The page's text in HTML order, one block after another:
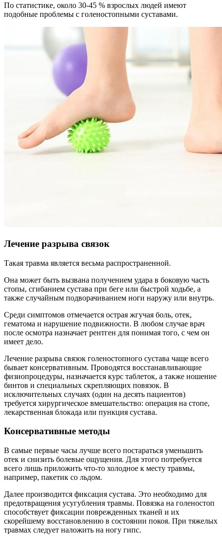
По статистике, около 30-45 % взрослых людей имеют
подобные проблемы с голеностопными суставами.
Лечение разрыва связок
Такая травма является весьма распространенной.
Она может быть вызвана получением удара в боковую часть
стопы, сгибанием сустава при беге или быстрой ходьбе, а
также случайным подворачиванием ноги наружу или внутрь.
Среди симптомов отмечается острая жгучая боль, отек,
гематома и нарушение подвижности. В любом случае врач
после осмотра назначает рентген для понимая того, с чем он
имеет дело.
Лечение разрыва связок голеностопного сустава чаще всего
бывает консервативным. Проводятся восстанавливающие
физиопроцедуры, назначается курс таблеток, а также ношение
бинтов и специальных скрепляющих повязок. В
исключительных случаях (один на десять пациентов)
требуется хирургическое вмешательство: операция на стопе,
лекарственная блокада или пункция сустава.
Консервативные методы
В самые первые часы лучше всего постараться уменьшить
отек и снизить болевые ощущения. Для этого потребуется
всего лишь приложить что-то холодное к месту травмы,
например, пакетик со льдом.
Далее производится фиксация сустава. Это необходимо для
предотвращения усугубления травмы. Повязка на голеностоп
способствует фиксации поврежденных тканей и их
скорейшему восстановлению в состоянии покоя. При тяжелых
травмах следует наложить на ногу гипс.